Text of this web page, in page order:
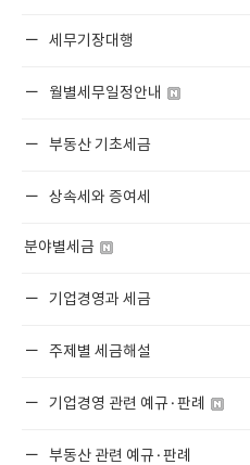
세무기장대행
월별세무일정안내
부동산 기초세금
상속세와 증여세
분야별세금
기업경영과 세금
주제별 세금해설
기업경영 관련 예규·판례
부동산 관련 예규·판례